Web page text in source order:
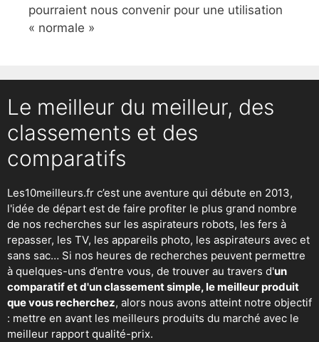
pourraient nous convenir pour une utilisation
« normale »
Le meilleur du meilleur, des
classements et des
comparatifs
Les10meilleurs.fr c’est une aventure qui débute en 2013,
l'idée de départ est de faire profiter le plus grand nombre
de nos recherches sur les aspirateurs robots, les fers à
repasser, les TV, les appareils photo, les aspirateurs avec et
sans sac… Si nos heures de recherches peuvent permettre
à quelques-uns d’entre vous, de trouver au travers d'un
comparatif et d'un classement simple, le meilleur produit
que vous recherchez, alors nous avons atteint notre objectif
: mettre en avant les meilleurs produits du marché avec le
meilleur rapport qualité-prix.